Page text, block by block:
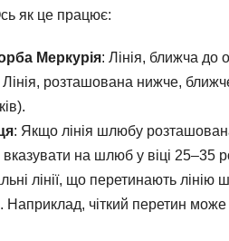
як це працює:
Меркурія: Лінія, ближча до
розташована нижче,
: Якщо лінія шлюбу
на шлюб у віці 25–35
лінії, що перетинають лінію
чіткий перетин може